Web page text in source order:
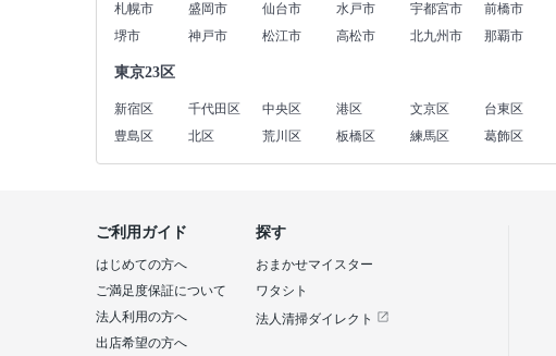
札幌市 盛岡市 仙台市 水戸市 宇都宮市 前橋市
堺市
神戸市 松江市 高松市 北九州市 那覇市
東京23区
新宿区 千代田区 中央区 港区 文京区 台東区
豊島区
北区 荒川区 板橋区 練馬区 葛飾区
探す
おまかせマイスター
ワタシト
法人清掃ダイレクト
ご利用ガイド
はじめての方へ
ご満足度保証について
法人利用の方へ
出店希望の方へ